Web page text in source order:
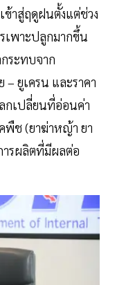
าสู่ฤดูฝนตั้งแต่ช่วง
เพาะปลูกมากขึ้น
ระทบจาก
– ยูเครน และราคา
กเปลี่ยนที่อ่อนค่า
พืช (ยาฆ่าหญ้า ยา
ารผลิตที่มีผลต่อ